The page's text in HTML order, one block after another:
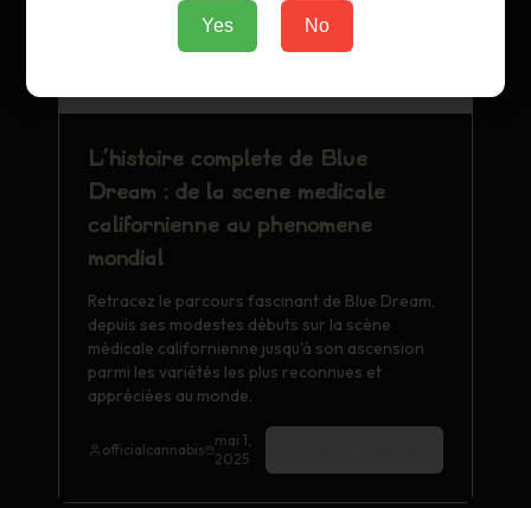
L'histoire complète de Blue
Dream : de la scène médicale
californienne au phénomène
mondial
Retracez le parcours fascinant de Blue Dream,
depuis ses modestes débuts sur la scène
médicale californienne jusqu'à son ascension
parmi les variétés les plus reconnues et
appréciées au monde.
officialcannabis
mai 1,
2025
Yes No